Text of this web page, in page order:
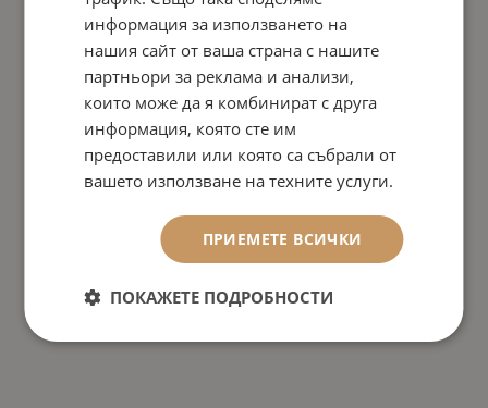
информация за използването на
нашия сайт от ваша страна с нашите
партньори за реклама и анализи,
които може да я комбинират с друга
информация, която сте им
предоставили или която са събрали от
вашето използване на техните услуги.
ПРИЕМЕТЕ ВСИЧКИ
ПОКАЖЕТЕ ПОДРОБНОСТИ